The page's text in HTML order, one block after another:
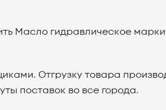
Масло гидравлическое марки
Отгрузку товара
поставок во все города.